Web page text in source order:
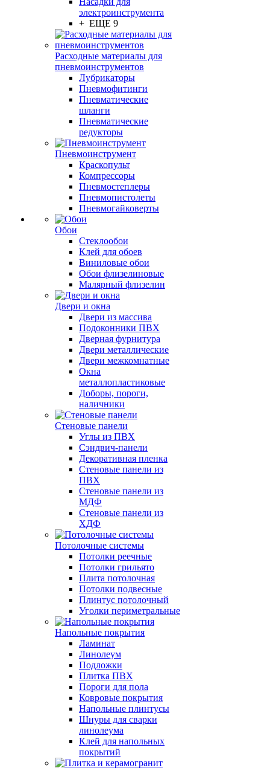
электроинструмента
+ ЕЩЕ 9
Расходные материалы для
пневмоинструментов
Лубрикаторы
Пневмофитинги
Пневматические
шланги
Пневматические
редукторы
Пневмоинструмент
Краскопульт
Компрессоры
Пневмостеплеры
Пневмопистолеты
Пневмогайковерты
Обои
Стеклообои
Клей для обоев
Виниловые обои
Обои флизелиновые
Малярный флизелин
Двери и окна
Двери из массива
Подоконники ПВХ
Дверная фурнитура
Двери металлические
Двери межкомнатные
Окна
металлопластиковые
Доборы, пороги,
наличники
Стеновые панели
Углы из ПВХ
Сэндвич-панели
Декоративная пленка
Стеновые панели из
ПВХ
Стеновые панели из
МДФ
Стеновые панели из
ХДФ
Потолочные системы
Потолки реечные
Потолки грильято
Плита потолочная
Потолки подвесные
Плинтус потолочный
Уголки периметральные
Напольные покрытия
Ламинат
Линолеум
Подложки
Плитка ПВХ
Пороги для пола
Ковровые покрытия
Напольные плинтусы
Шнуры для сварки
линолеума
Клей для напольных
покрытий